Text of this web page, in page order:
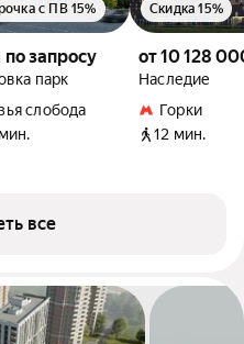
запросу
парк
слобода
с ПВ 15%
от 10 128
Наследие
Горки
12 мин.
Скидка 15%
все